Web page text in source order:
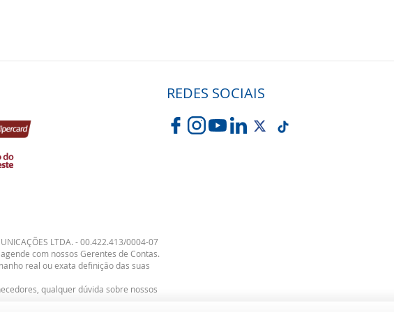
REDES SOCIAIS
LTDA. - 00.422.413/0004-07
com nossos Gerentes de Contas.
real ou exata definição das suas
qualquer dúvida sobre nossos